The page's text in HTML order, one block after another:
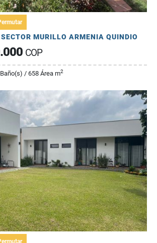
MURILLO ARMENIA QUINDIO
COP
/ 658 Área m2